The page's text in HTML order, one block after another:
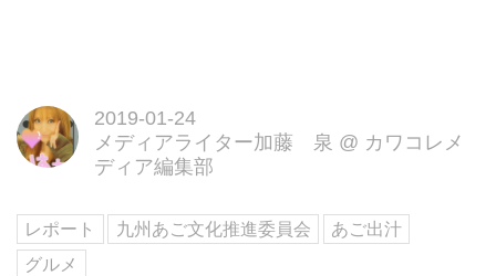
2019-01-24
メディアライター加藤 泉 @ カワコレメ
ディア編集部
レポート 九州あご文化推進委員会
あご出汁
グルメ